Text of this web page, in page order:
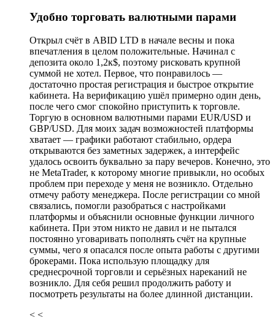
Удобно торговать валютными парами
Открыл счёт в ABID LTD в начале весны и пока
впечатления в целом положительные. Начинал с
депозита около 1,2к$, поэтому рисковать крупной
суммой не хотел. Первое, что понравилось —
достаточно простая регистрация и быстрое открытие
кабинета. На верификацию ушёл примерно один день,
после чего смог спокойно приступить к торговле.
Торгую в основном валютными парами EUR/USD и
GBP/USD. Для моих задач возможностей платформы
хватает — графики работают стабильно, ордера
открываются без заметных задержек, а интерфейс
удалось освоить буквально за пару вечеров. Конечно, это
не MetaTrader, к которому многие привыкли, но особых
проблем при переходе у меня не возникло. Отдельно
отмечу работу менеджера. После регистрации со мной
связались, помогли разобраться с настройками
платформы и объяснили основные функции личного
кабинета. При этом никто не давил и не пытался
постоянно уговаривать пополнять счёт на крупные
суммы, чего я опасался после опыта работы с другими
брокерами. Пока использую площадку для
среднесрочной торговли и серьёзных нареканий не
возникло. Для себя решил продолжить работу и
посмотреть результаты на более длинной дистанции.
< <